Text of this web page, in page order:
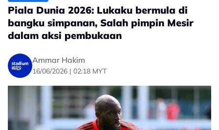
Piala Dunia 2026: Lukaku bermula di
bangku simpanan, Salah pimpin Mesir
dalam aksi pembukaan
Ammar Hakim
16/06/2026 | 02:18 MYT